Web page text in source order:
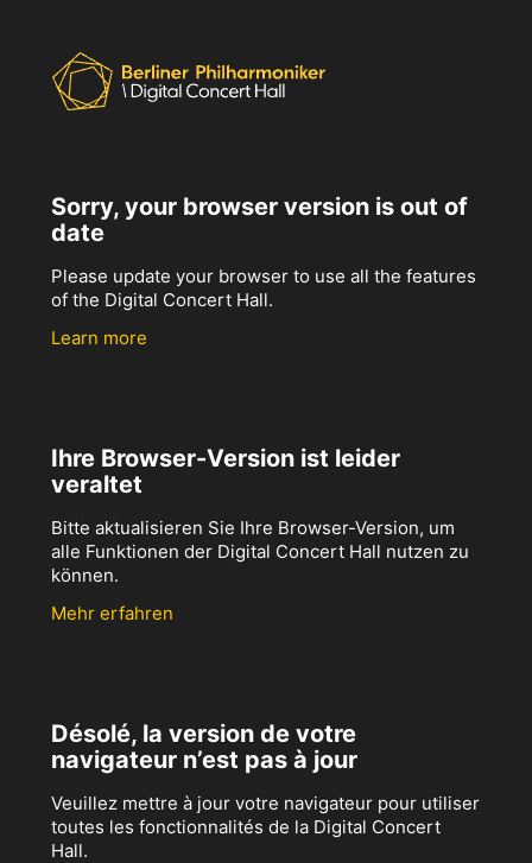
Sorry, your browser version is out of
date
Please update your browser to use all the features
of the Digital Concert Hall.
Learn more
Ihre Browser-Version ist leider
veraltet
Bitte aktualisieren Sie Ihre Browser-Version, um
alle Funktionen der Digital Concert Hall nutzen zu
können.
Mehr erfahren
Désolé, la version de votre
navigateur n’est pas à jour
Veuillez mettre à jour votre navigateur pour utiliser
toutes les fonctionnalités de la Digital Concert
Hall.